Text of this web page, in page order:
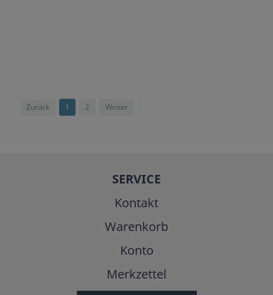
Zurück 1 2 Weiter
SERVICE
Kontakt
Warenkorb
Konto
Merkzettel